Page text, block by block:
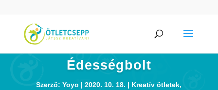
Édességbolt
Szerző:Yoyo 2020. 10. 18. Kreatív ötletek,